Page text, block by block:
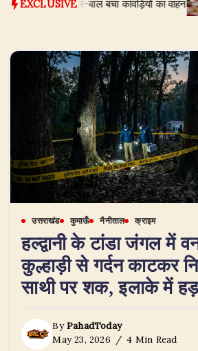
EXCLUSIVE
से बाल-बाल बचा कांवड़ियों का वाहन
उत्तराखंड कुमाऊँ नैनीताल क्राइम
हल्द्वानी के टांडा जंगल में
कुल्हाड़ी से गर्दन काटकर
साथी पर शक, इलाके में
ByPahadToday
May 23, 2026
4 Min Read